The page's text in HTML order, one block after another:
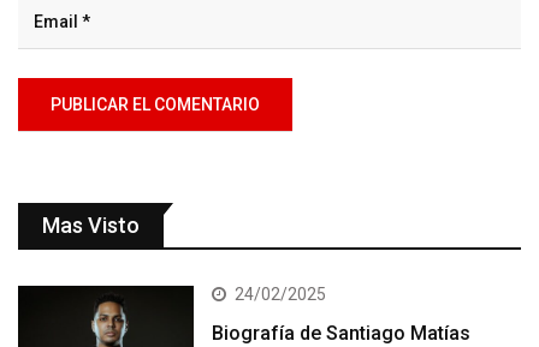
Mas Visto
24/02/2025
Biografía de Santiago Matías